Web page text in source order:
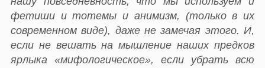
фетиши и тотемы и анимизм, (только в их
современном виде), даже не замечая этого. И,
если не вешать на мышление наших предков
ярлыка «мифологическое», если убрать всю